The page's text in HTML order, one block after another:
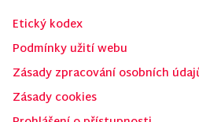
Etický kodex
Podmínky užití webu
Zásady zpracování osobních
Zásady cookies